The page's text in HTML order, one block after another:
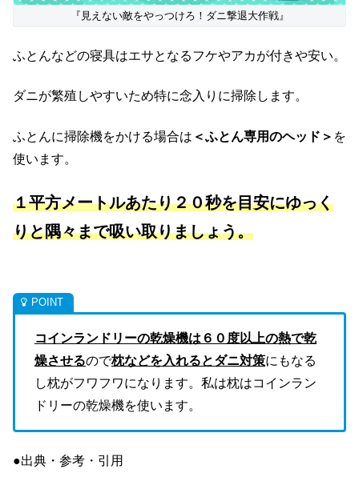
『見えない敵をやっつけろ！ダニ撃退大作戦』
ふとんなどの寝具はエサとなるフケやアカが付きや安い。
ダニが繁殖しやすいため特に念入りに掃除します。
ふとんに掃除機をかける場合は ＜ふとん専用のヘッド＞ を
使います。
１平方メートルあたり２０秒を目安にゆっく
りと隅々まで吸い取りましょう。
コインランドリーの乾燥機は６０度以上の熱で乾
燥させるので枕などを入れるとダニ対策にもなる
し枕がフワフワになります。私は枕はコインラン
ドリーの乾燥機を使います。
●出典・参考・引用